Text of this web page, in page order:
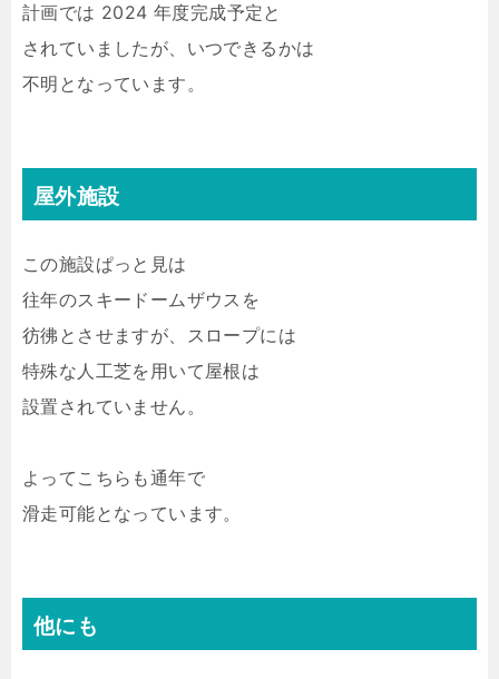
計画では 2024 年度完成予定と
されていましたが、いつできるかは
不明となっています。
屋外施設
この施設ぱっと見は
往年のスキードームザウスを
彷彿とさせますが、スロープには
特殊な人工芝を用いて屋根は
設置されていません。
よってこちらも通年で
滑走可能となっています。
他にも